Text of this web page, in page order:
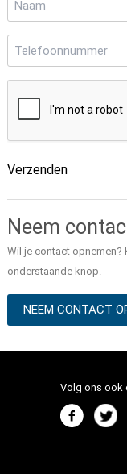
Telefoonnummer
Verzenden
Neem
Wil je contact opnemen?
onderstaande knop.
NEEM CONTACT
Volg ons ook